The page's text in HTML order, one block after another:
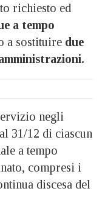
richiesto ed
a tempo
a sostituire due
negli
31/12 di ciascun
a tempo
compresi i
discesa del